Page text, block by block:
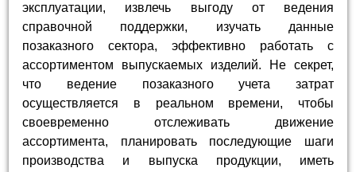
эксплуатации, извлечь выгоду от ведения
справочной поддержки, изучать данные
позаказного сектора, эффективно работать с
ассортиментом выпускаемых изделий. Не секрет,
что ведение позаказного учета затрат
осуществляется в реальном времени, чтобы
своевременно отслеживать движение
ассортимента, планировать последующие шаги
производства и выпуска продукции, иметь